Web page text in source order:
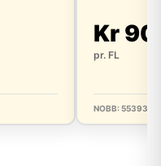
Kr
pr. FL
NOBB: